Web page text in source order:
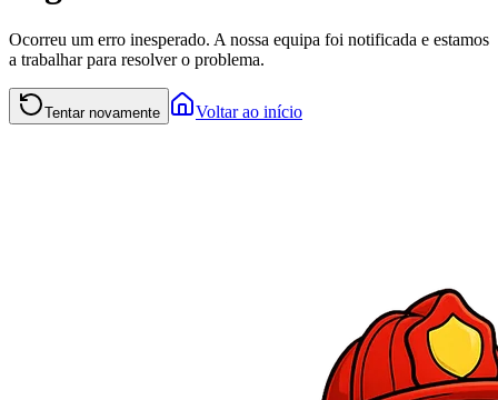
Ocorreu um erro inesperado. A nossa equipa foi notificada e estamos
a trabalhar para resolver o problema.
Tentar novamente Voltar ao início